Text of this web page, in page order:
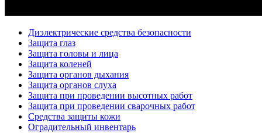
Диэлектрические средства безопасности
Защита глаз
Защита головы и лица
Защита коленей
Защита органов дыхания
Защита органов слуха
Защита при проведении высотных работ
Защита при проведении сварочных работ
Средства защиты кожи
Оградительный инвентарь